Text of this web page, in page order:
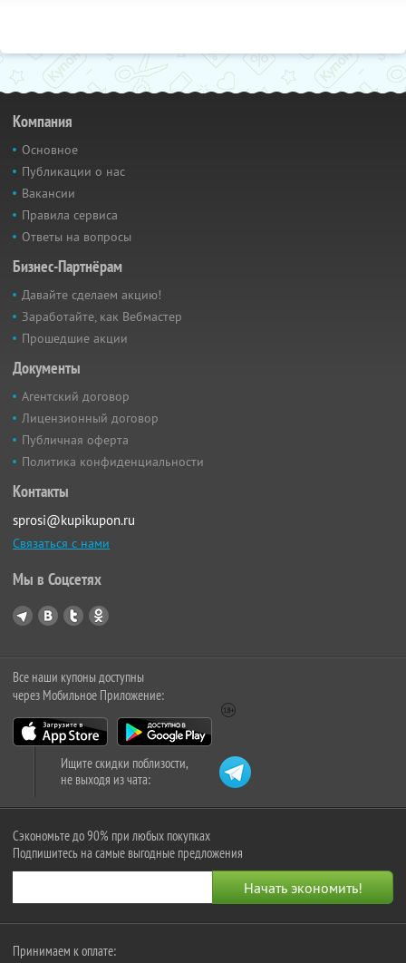
Компания
Основное
Публикации о нас
Вакансии
Правила сервиса
Ответы на вопросы
Бизнес-Партнёрам
Давайте сделаем акцию!
Заработайте, как Вебмастер
Прошедшие акции
Документы
Агентский договор
Лицензионный договор
Публичная оферта
Политика конфиденциальности
Контакты
sprosi@kupikupon.ru
Связаться с нами
Мы в Соцсетях
Все наши купоны доступны
через Мобильное Приложение:
Ищите скидки поблизости,
не выходя из чата:
Сэкономьте до 90% при любых покупках
Подпишитесь на самые выгодные предложения
Принимаем к оплате: